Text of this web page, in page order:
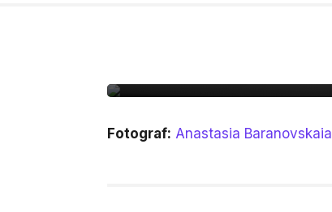
Fotograf: Anastasia Baranovskaia